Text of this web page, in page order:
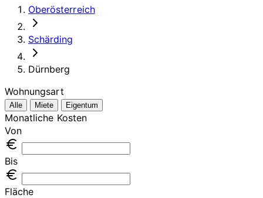
Oberösterreich
Schärding
Dürnberg
Wohnungsart
Alle Miete Eigentum
Monatliche Kosten
Von
Bis
Fläche